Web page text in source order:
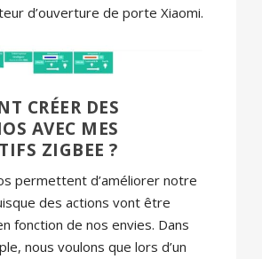
d’ouverture de porte Xiaomi.
CRÉER DES
AVEC MES
ZIGBEE ?
permettent d’améliorer notre
des actions vont être
fonction de nos envies. Dans
nous voulons que lors d’un